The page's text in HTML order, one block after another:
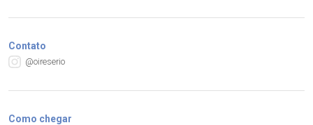
Contato
@oireserio
Como chegar